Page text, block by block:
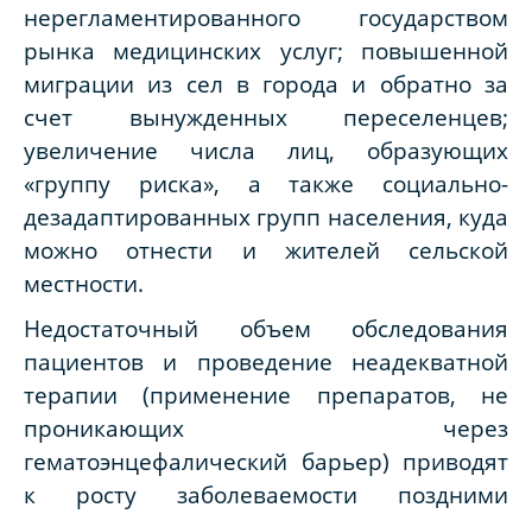
нерегламентированного государством
рынка медицинских услуг; повышенной
миграции из сел в города и обратно за
счет вынужденных переселенцев;
увеличение числа лиц, образующих
«группу риска», а также социально-
дезадаптированных групп населения, куда
можно отнести и жителей сельской
местности.
Недостаточный объем обследования
пациентов и проведение неадекватной
терапии (применение препаратов, не
проникающих через
гематоэнцефалический барьер) приводят
к росту заболеваемости поздними